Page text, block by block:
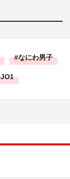
なにわ男子
JO1